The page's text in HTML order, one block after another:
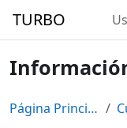
TURBO
Página Principal